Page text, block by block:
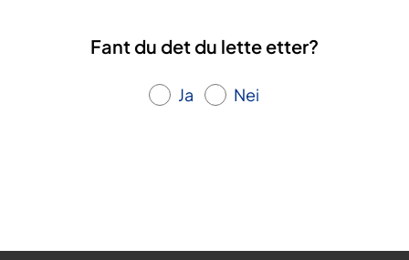
Fant du det du lette etter?
Ja Nei